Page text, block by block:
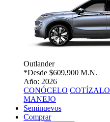
Outlander
*Desde $609,900 M.N.
Año: 2026
CONÓCELO COTÍZALO
MANEJO
Seminuevos
Comprar